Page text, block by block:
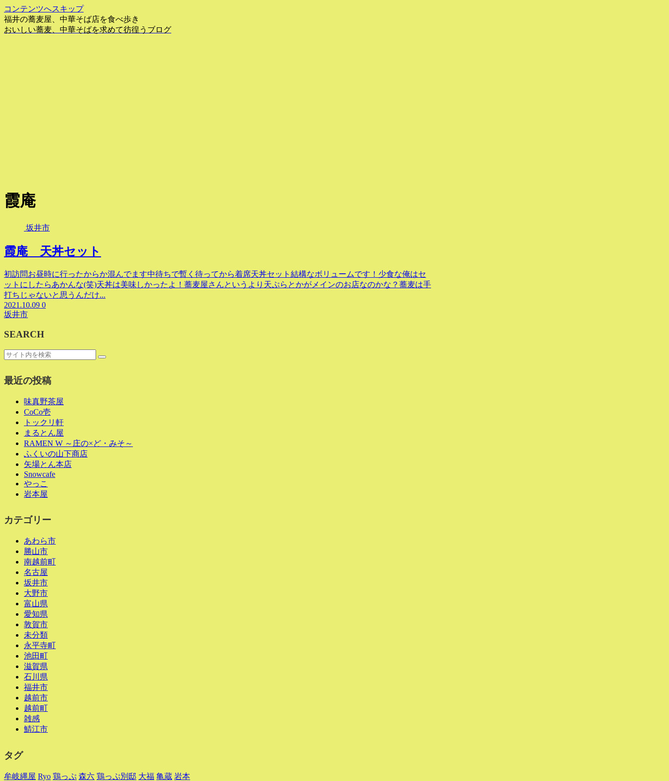
コンテンツへスキップ
福井の蕎麦屋、中華そば店を食べ歩き
おいしい蕎麦、中華そばを求めて彷徨うブログ
霞庵
坂井市
霞庵 天丼セット
初訪問お昼時に行ったからか混んでます中待ちで暫く待ってから着席天丼セット結構なボリュームです！少食な俺はセ
ットにしたらあかんな(笑)天丼は美味しかったよ！蕎麦屋さんというより天ぷらとかがメインのお店なのかな？蕎麦は手
打ちじゃないと思うんだけ...
2021.10.09 0
坂井市
SEARCH
最近の投稿
味真野茶屋
CoCo壱
トックリ軒
まるとん屋
RAMEN W ～庄の×ど・みそ～
ふくいの山下商店
矢場とん本店
Snowcafe
やっこ
岩本屋
カテゴリー
あわら市
勝山市
南越前町
名古屋
坂井市
大野市
富山県
愛知県
敦賀市
未分類
永平寺町
池田町
滋賀県
石川県
福井市
越前市
越前町
雑感
鯖江市
タグ
牟岐縄屋 Ryo 鶏っぷ 森六 鶏っぷ別邸 大福 亀蔵 岩本